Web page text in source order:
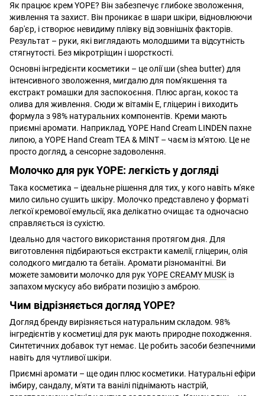
Як працює крем YOPE? Він забезпечує глибоке зволоження,
живлення та захист. Він проникає в шари шкіри, відновлюючи
бар'єр, і створює невидиму плівку від зовнішніх факторів.
Результат – руки, які виглядають молодшими та відсутність
стягнутості. Без мікротріщин і шорсткості.
Основні інгредієнти косметики – це олії ши (shea butter) для
інтенсивного зволоження, мигдалю для пом'якшення та
екстракт ромашки для заспокоєння. Плюс арган, кокос та
олива для живлення. Сюди ж вітамін E, гліцерин і виходить
формула з 98% натуральних компонентів. Креми мають
приємні аромати. Наприклад, YOPE Hand Cream LINDEN пахне
липою, а YOPE Hand Cream TEA & MINT – чаєм із м'ятою. Це не
просто догляд, а сенсорне задоволення.
Молочко для рук YOPE: легкість у догляді
Така косметика – ідеальне рішення для тих, у кого навіть м'яке
мило сильно сушить шкіру. Молочко представлено у форматі
легкої кремової емульсії, яка делікатно очищає та одночасно
справляється із сухістю.
Ідеально для частого використання протягом дня. Для
виготовлення підбираються екстракти камелії, гліцерин, олія
солодкого мигдалю та бетаїн. Аромати різноманітні. Ви
можете замовити молочко для рук YOPE CREAMY MUSK із
запахом мускусу або вибрати позицію з амброю.
Чим відрізняється догляд YOPE?
Догляд бренду вирізняється натуральним складом. 98%
інгредієнтів у косметиці для рук мають природне походження.
Синтетичних добавок тут немає. Це робить засоби безпечними
навіть для чутливої шкіри.
Приємні аромати – ще один плюс косметики. Натуральні ефіри
імбиру, сандалу, м'яти та ванілі піднімають настрій,